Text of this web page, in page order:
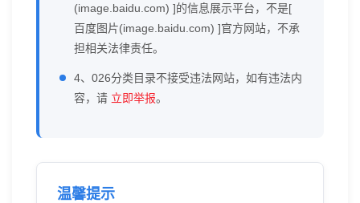
(image.baidu.com) ]的信息展示平台，不是[
百度图片(image.baidu.com) ]官方网站，不承
担相关法律责任。
4、026分类目录不接受违法网站，如有违法内
容，请 立即举报。
温馨提示